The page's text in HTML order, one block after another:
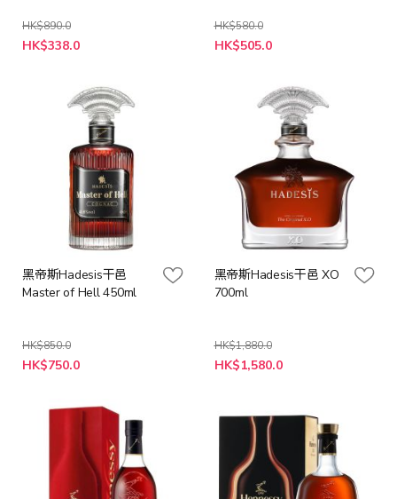
HK$890.0
特
殊
HK$338.0
HK$580.0
特
殊
HK$505.0
黑帝斯Hadesis干邑
Master of Hell 450ml
HK$850.0
特
殊
HK$750.0
黑帝斯Hadesis干邑 XO
700ml
HK$1,880.0
特
殊
HK$1,580.0